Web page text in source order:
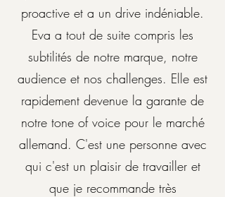
proactive et a un drive indéniable.
Eva a tout de suite compris les
subtilités de notre marque, notre
audience et nos challenges. Elle est
rapidement devenue la garante de
notre tone of voice pour le marché
allemand. C'est une personne avec
qui c'est un plaisir de travailler et
que je recommande très